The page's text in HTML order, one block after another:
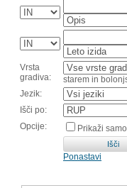
Vrsta
gradiva:
starem in
Jezik:
Išči po:
Opcije:
Prikaži
Ponastavi